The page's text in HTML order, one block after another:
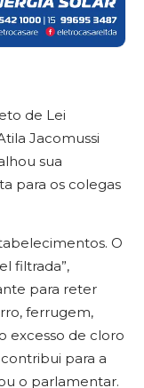
de Lei
Jacomussi
sua
para os colegas
O
filtrada”,
para reter
ferrugem,
excesso de cloro
para a
o parlamentar.